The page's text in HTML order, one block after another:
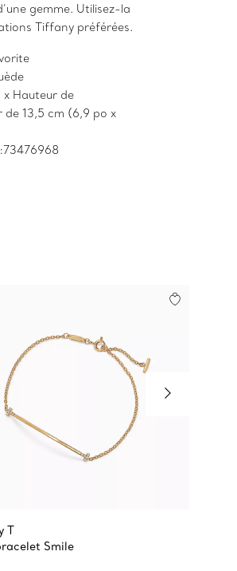
gemme. Utilisez-la
Tiffany préférées.
x Hauteur de
de 13,5 cm (6,9 po x
T
Smile